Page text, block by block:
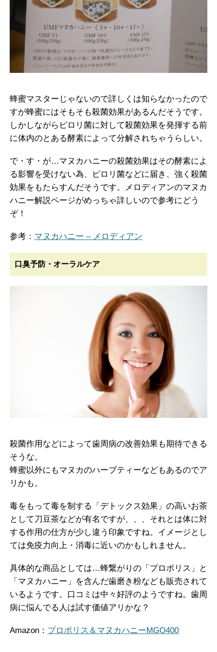
蜂蜜マスターじゃないので詳しくは知らなかったので
すが蜂蜜にはそもそも殺菌効果があるんだそうです。
しかしながらピロリ菌に対して殺菌効果を発揮する前
に体内のとある酵素によって分解されちゃうらしい。
で・す・が…マヌカハニーの殺菌効果はその酵素によ
る影響を受けない為、ピロリ菌などに届き、強く殺菌
効果をもたらすんだそうです。メロディアンのマヌカ
ハニー解説ページがめっちゃ詳しいので参考にどう
ぞ！
参考： マヌカハニー – メロディアン
口臭予防・オーラルケア
殺菌作用などによって歯周病の改善効果も期待できる
そうな。
蜂蜜以外にもマヌカのハーブティーなどもあるのでア
リかも。
毒をもって毒を制する「デトックス効果」の高いお茶
として刀豆茶などが有名ですが、、、それとは体に対
する作用の仕方が少し違う印象ですね。イメージとし
ては免疫力向上・消毒に近いのかもしれません。
具体的な商品としては…蜂繋がりの「プロポリス」と
「マヌカハニー」を含んだ歯磨き粉なども販売されて
いるようです。口コミは中々好評のようですね。歯周
病に悩んでる人は試す価値アリかな？
Amazon： プロポリス＆マヌカハニーMGO400